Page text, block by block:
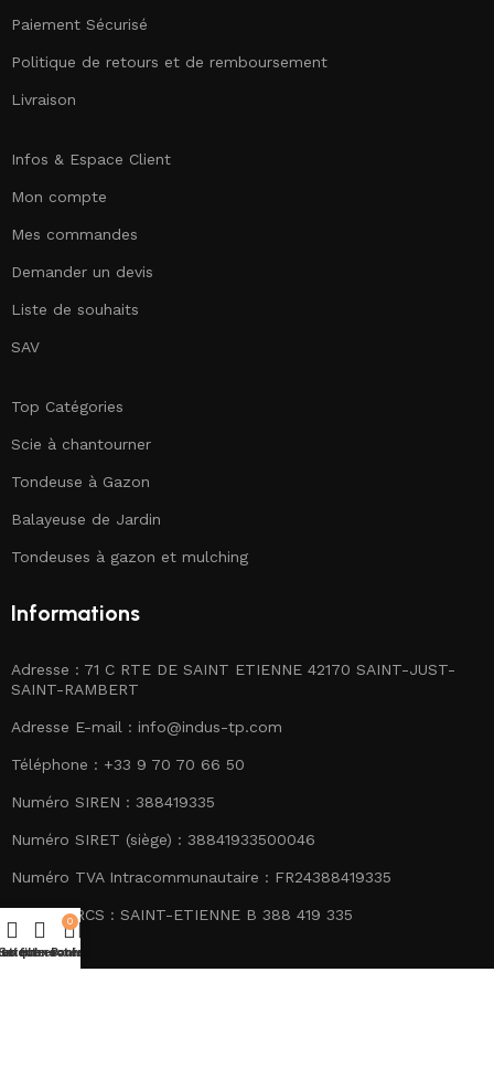
Paiement Sécurisé
Politique de retours et de remboursement
Livraison
Infos & Espace Client
Mon compte
Mes commandes
Demander un devis
Liste de souhaits
SAV
Top Catégories
Scie à chantourner
Tondeuse à Gazon
Balayeuse de Jardin
Tondeuses à gazon et mulching
Informations
Adresse : 71 C RTE DE SAINT ETIENNE 42170 SAINT-JUST-
SAINT-RAMBERT
Adresse E-mail : info@indus-tp.com
Téléphone : +33 9 70 70 66 50
Numéro SIREN : 388419335
Numéro SIRET (siège) : 38841933500046
Numéro TVA Intracommunautaire : FR24388419335
Numéro RCS : SAINT-ETIENNE B 388 419 335
filtres
de souhaits
0
Panier
connecter/S'enregistrer